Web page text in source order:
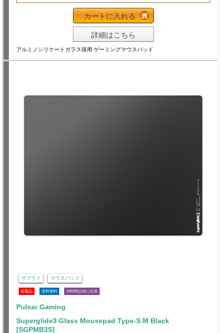
カートに入れる
詳細はこちら
アルミノシリケートガラス採用 ゲーミングマウスパッド
サプライ マウスパッド
新商品 送料無料 24時間以内に出荷
Pulsar Gaming
Superglide3 Glass Mousepad Type-S M Black
[SGPMB3S]